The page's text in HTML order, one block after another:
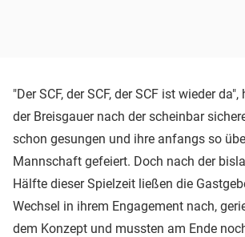
"Der SCF, der SCF, der SCF ist wieder
der Breisgauer nach der scheinbar
schon gesungen und ihre anfangs so
Mannschaft gefeiert. Doch nach der
Hälfte dieser Spielzeit ließen die
Wechsel in ihrem Engagement nach,
dem Konzept und mussten am Ende